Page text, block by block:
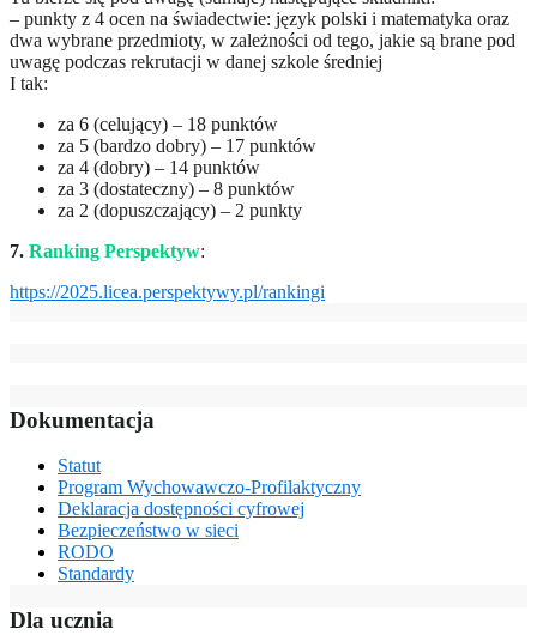
– punkty z 4 ocen na świadectwie: język polski i matematyka oraz
dwa wybrane przedmioty, w zależności od tego, jakie są brane pod
uwagę podczas rekrutacji w danej szkole średniej
I tak:
za 6 (celujący) – 18 punktów
za 5 (bardzo dobry) – 17 punktów
za 4 (dobry) – 14 punktów
za 3 (dostateczny) – 8 punktów
za 2 (dopuszczający) – 2 punkty
7. Ranking Perspektyw:
https://2025.licea.perspektywy.pl/rankingi
Dokumentacja
Statut
Program Wychowawczo-Profilaktyczny
Deklaracja dostępności cyfrowej
Bezpieczeństwo w sieci
RODO
Standardy
Dla ucznia